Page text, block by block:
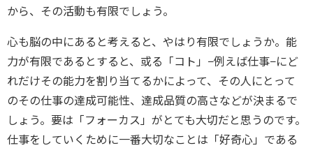
から、その活動も有限でしょう。
心も脳の中にあると考えると、やはり有限でしょうか。能
力が有限であるとすると、或る「コト」−例えば仕事−にど
れだけその能力を割り当てるかによって、その人にとって
のその仕事の達成可能性、達成品質の高さなどが決まるで
しょう。要は「フォーカス」がとても大切だと思うのです。
仕事をしていくために一番大切なことは「好奇心」である